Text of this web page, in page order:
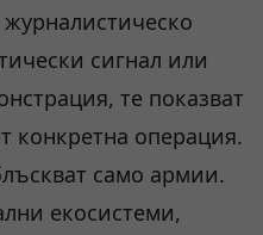
сигнал или
те показват
конкретна операция.
само армии.
екосистеми,